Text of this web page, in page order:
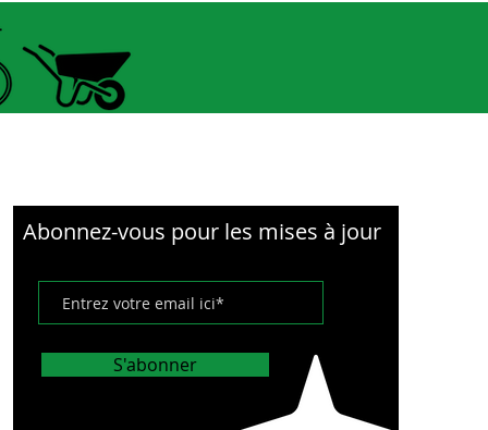
Abonnez-vous pour les mises à jour
S'abonner